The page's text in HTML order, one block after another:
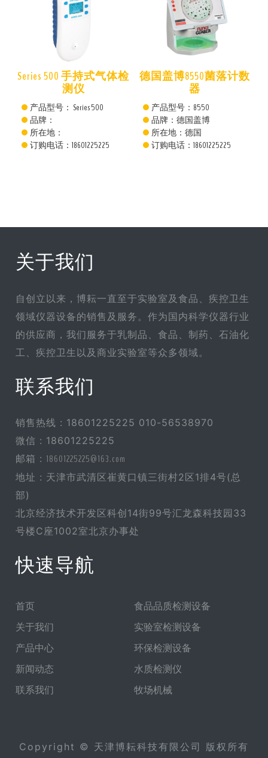
Series 500 手持式气体检
测仪
产品型号： Series 500
品牌：
所在地：
订购电话：18601225225
德国盖博8550菌落计数
器
产品型号：8550
品牌：德国盖博
所在地：德国
订购电话：18601225225
关于我们
自创立以来，博耘一直至于实验室及食品、疾控卫生
领域仪器设备的销售及服务。作为国内科学仪器行业
的供应商，我们服务于乳制品、食品、制药、石油化
工、疾控卫生以及商业实验室等众多领域。
联系我们
销售热线 : 18601225225 010-56538970
微信 : 18601225225
邮箱 : 18601225225@163.com
地址 : 天津市武清区崔黄口镇三街村2区1排4号(总
部)
北京经济技术开发区科创14街99号汇龙森科技园33
号楼C座1002室北京办事处
快速导航
首页
关于我们
产品中心
新闻动态
联系我们
食品品质检测设备
实验室检测设备
环保检测设备
水质检测仪
牧场机械
Copyright © 天津博耘科技有限公司 版权所有